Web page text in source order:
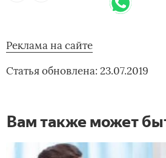
Реклама на сайте
Статья обновлена: 23.07.2019
Вам также может